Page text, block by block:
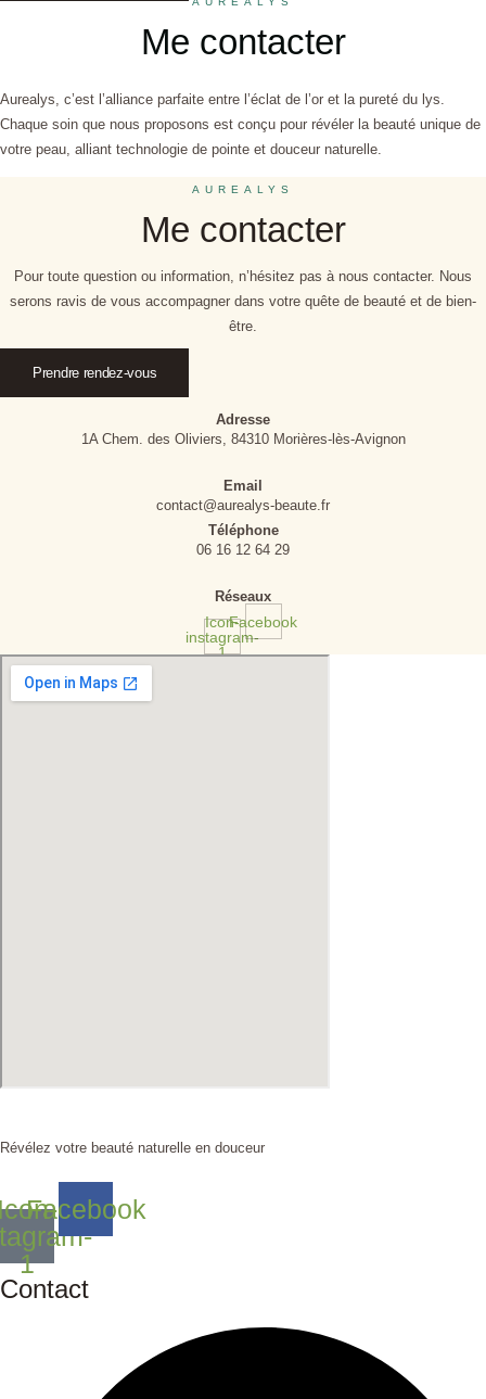
Me contacter
Aurealys, c’est l’alliance parfaite entre l’éclat de l’or et la pureté du lys.
Chaque soin que nous proposons est conçu pour révéler la beauté unique de
votre peau, alliant technologie de pointe et douceur naturelle.
AUREALYS
Me contacter
Pour toute question ou information, n’hésitez pas à nous contacter. Nous
serons ravis de vous accompagner dans votre quête de beauté et de bien-
être.
Prendre rendez-vous
Adresse
1A Chem. des Oliviers, 84310 Morières-lès-Avignon
Email
contact@aurealys-beaute.fr
Téléphone
06 16 12 64 29
Réseaux
Icon-
instagram-
1
Facebook
Révélez votre beauté naturelle en douceur
1
Facebook
Contact